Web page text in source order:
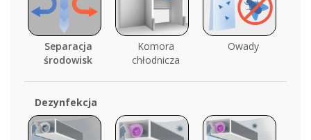
Separacja
środowisk
Komora
chłodnicza
Owady
Dezynfekcja